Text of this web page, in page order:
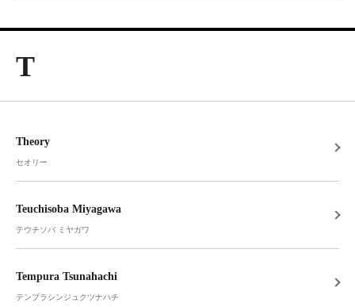
T
Theory
セオリー
Teuchisoba Miyagawa
テウチソバ ミヤガワ
Tempura Tsunahachi
テンプラシンジュクツナハチ